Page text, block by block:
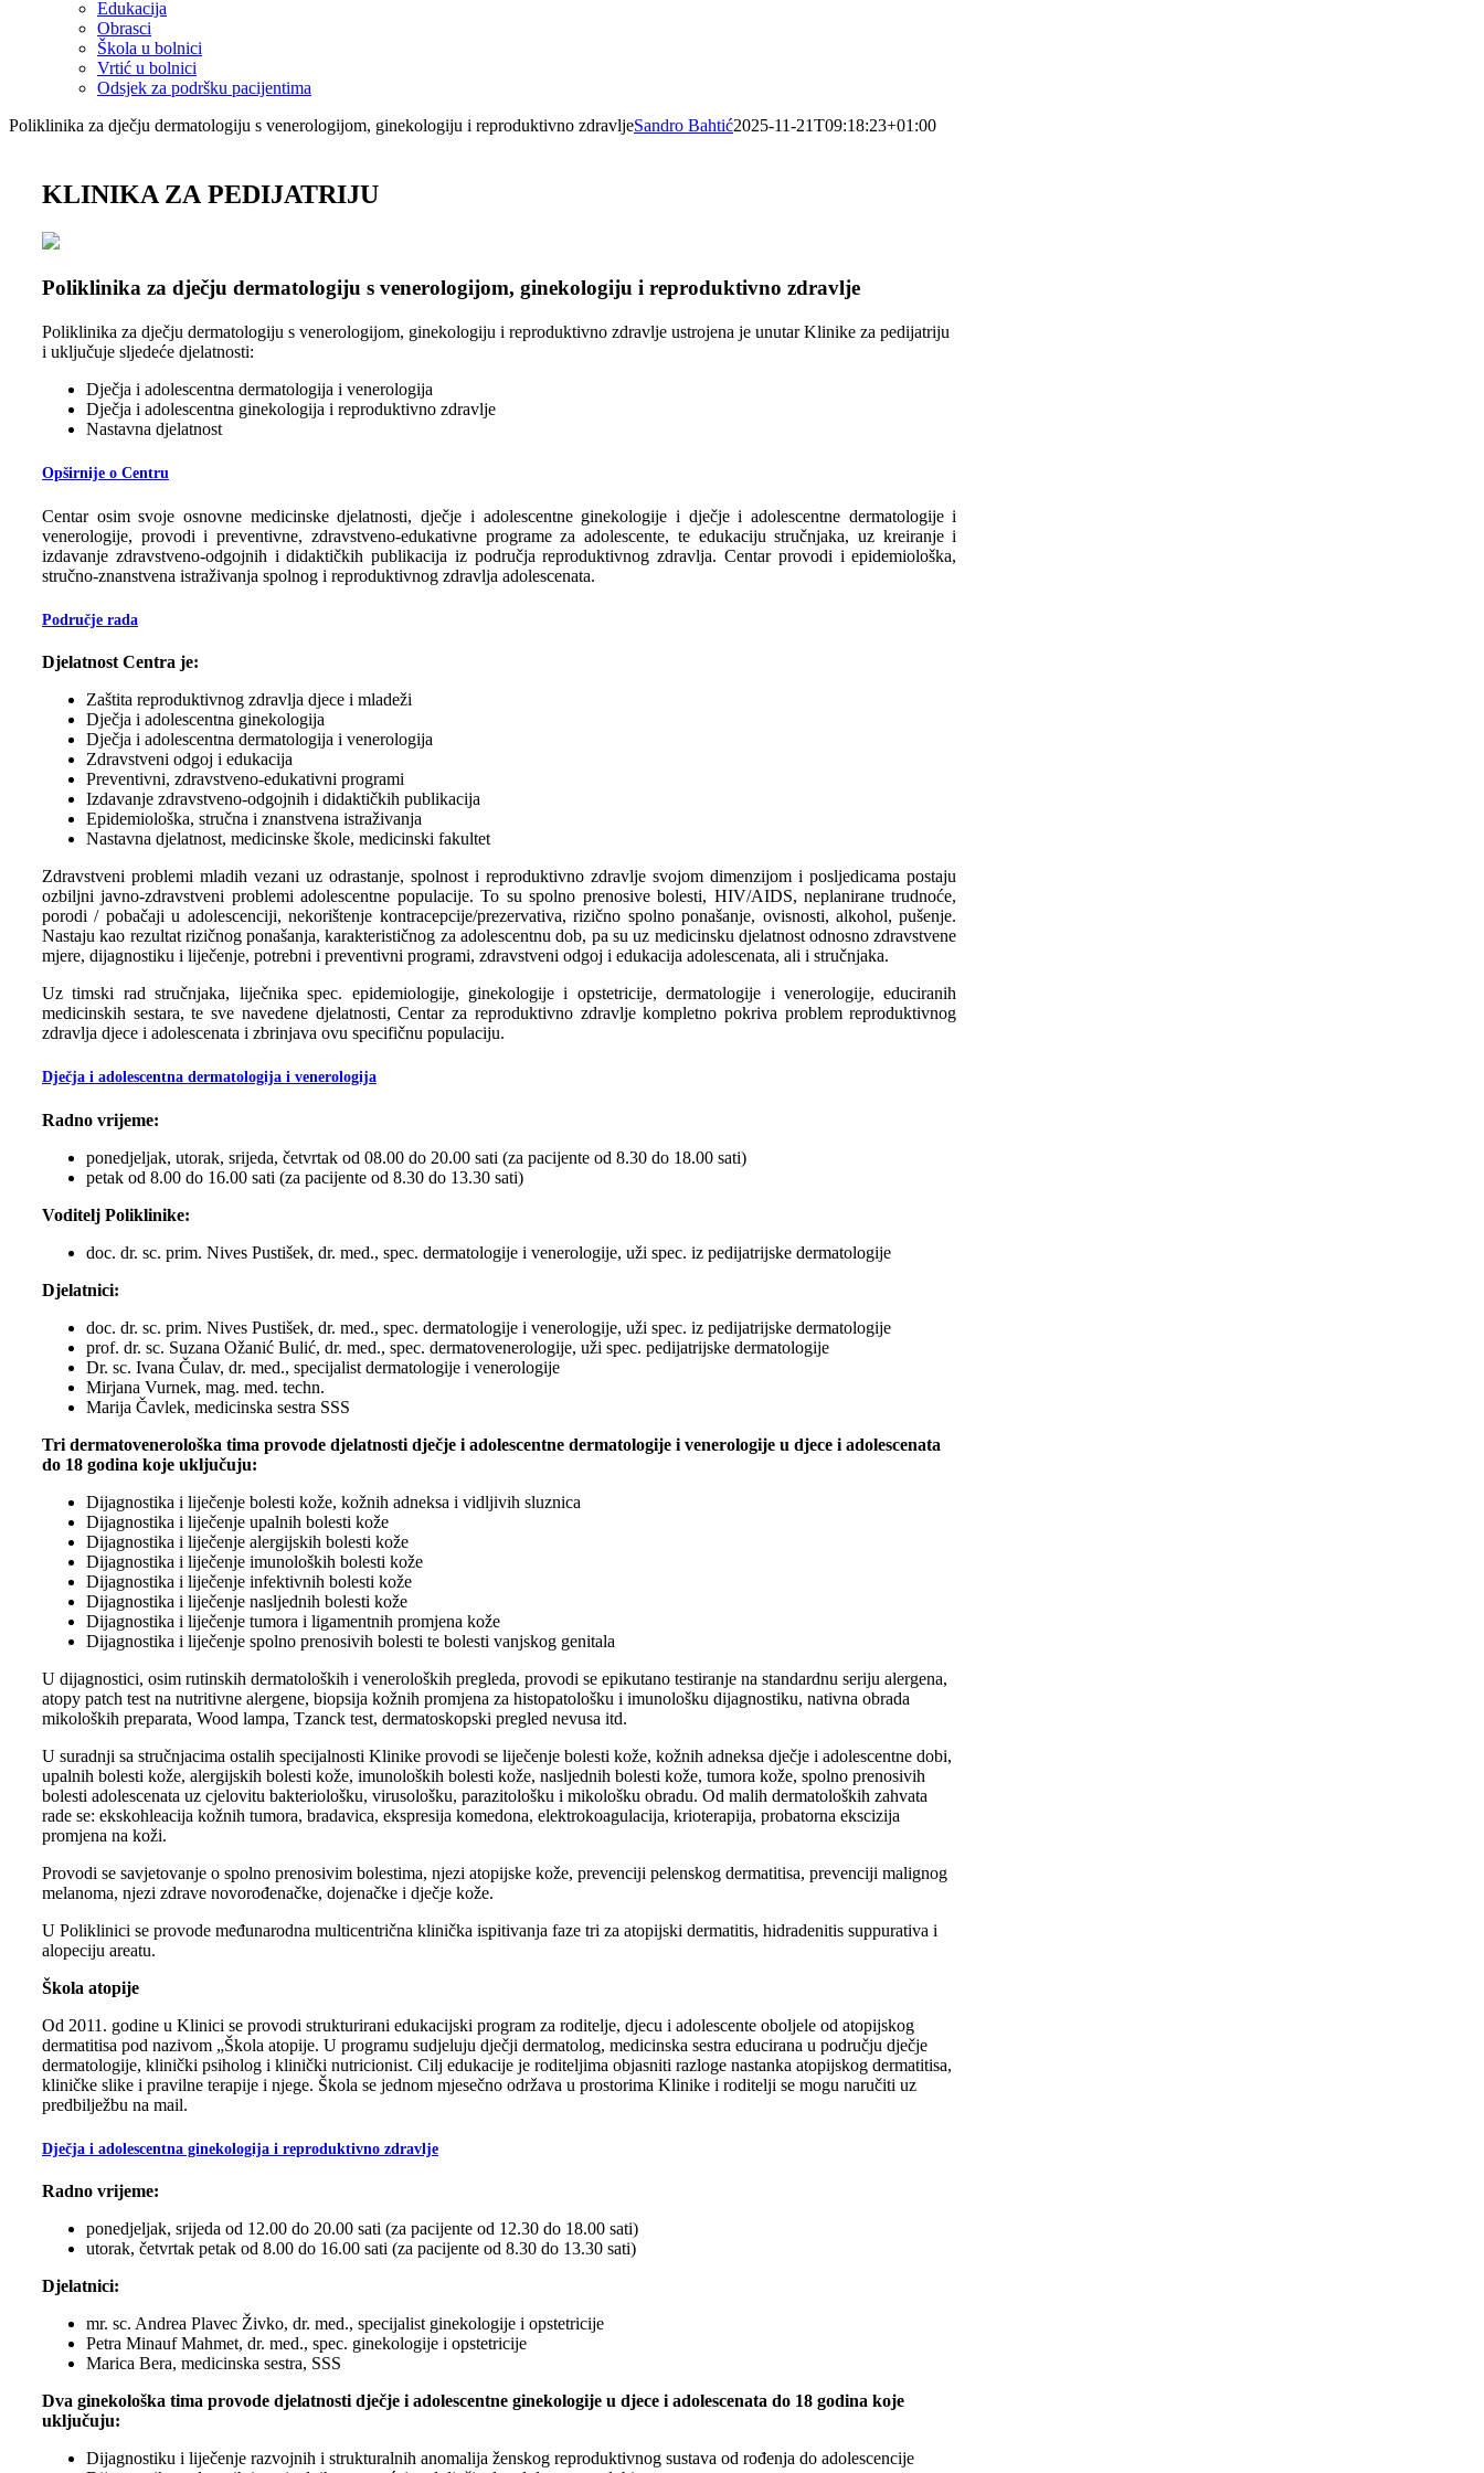
Edukacija
Obrasci
Škola u bolnici
Vrtić u bolnici
Odsjek za podršku pacijentima
Poliklinika za dječju dermatologiju s venerologijom, ginekologiju i reproduktivno zdravljeSandro Bahtić2025-11-21T09:18:23+01:00
KLINIKA ZA PEDIJATRIJU
Poliklinika za dječju dermatologiju s venerologijom, ginekologiju i reproduktivno zdravlje
Poliklinika za dječju dermatologiju s venerologijom, ginekologiju i reproduktivno zdravlje ustrojena je unutar Klinike za pedijatriju
i uključuje sljedeće djelatnosti:
Dječja i adolescentna dermatologija i venerologija
Dječja i adolescentna ginekologija i reproduktivno zdravlje
Nastavna djelatnost
Opširnije o Centru
Centar osim svoje osnovne medicinske djelatnosti, dječje i adolescentne ginekologije i dječje i adolescentne dermatologije i
venerologije, provodi i preventivne, zdravstveno-edukativne programe za adolescente, te edukaciju stručnjaka, uz kreiranje i
izdavanje zdravstveno-odgojnih i didaktičkih publikacija iz područja reproduktivnog zdravlja. Centar provodi i epidemiološka,
stručno-znanstvena istraživanja spolnog i reproduktivnog zdravlja adolescenata.
Područje rada
Djelatnost Centra je:
Zaštita reproduktivnog zdravlja djece i mladeži
Dječja i adolescentna ginekologija
Dječja i adolescentna dermatologija i venerologija
Zdravstveni odgoj i edukacija
Preventivni, zdravstveno-edukativni programi
Izdavanje zdravstveno-odgojnih i didaktičkih publikacija
Epidemiološka, stručna i znanstvena istraživanja
Nastavna djelatnost, medicinske škole, medicinski fakultet
Zdravstveni problemi mladih vezani uz odrastanje, spolnost i reproduktivno zdravlje svojom dimenzijom i posljedicama postaju
ozbiljni javno-zdravstveni problemi adolescentne populacije. To su spolno prenosive bolesti, HIV/AIDS, neplanirane trudnoće,
porodi / pobačaji u adolescenciji, nekorištenje kontracepcije/prezervativa, rizično spolno ponašanje, ovisnosti, alkohol, pušenje.
Nastaju kao rezultat rizičnog ponašanja, karakterističnog za adolescentnu dob, pa su uz medicinsku djelatnost odnosno zdravstvene
mjere, dijagnostiku i liječenje, potrebni i preventivni programi, zdravstveni odgoj i edukacija adolescenata, ali i stručnjaka.
Uz timski rad stručnjaka, liječnika spec. epidemiologije, ginekologije i opstetricije, dermatologije i venerologije, educiranih
medicinskih sestara, te sve navedene djelatnosti, Centar za reproduktivno zdravlje kompletno pokriva problem reproduktivnog
zdravlja djece i adolescenata i zbrinjava ovu specifičnu populaciju.
Dječja i adolescentna dermatologija i venerologija
Radno vrijeme:
ponedjeljak, utorak, srijeda, četvrtak od 08.00 do 20.00 sati (za pacijente od 8.30 do 18.00 sati)
petak od 8.00 do 16.00 sati (za pacijente od 8.30 do 13.30 sati)
Voditelj Poliklinike:
doc. dr. sc. prim. Nives Pustišek, dr. med., spec. dermatologije i venerologije, uži spec. iz pedijatrijske dermatologije
Djelatnici:
doc. dr. sc. prim. Nives Pustišek, dr. med., spec. dermatologije i venerologije, uži spec. iz pedijatrijske dermatologije
prof. dr. sc. Suzana Ožanić Bulić, dr. med., spec. dermatovenerologije, uži spec. pedijatrijske dermatologije
Dr. sc. Ivana Čulav, dr. med., specijalist dermatologije i venerologije
Mirjana Vurnek, mag. med. techn.
Marija Čavlek, medicinska sestra SSS
Tri dermatovenerološka tima provode djelatnosti dječje i adolescentne dermatologije i venerologije u djece i adolescenata
do 18 godina koje uključuju:
Dijagnostika i liječenje bolesti kože, kožnih adneksa i vidljivih sluznica
Dijagnostika i liječenje upalnih bolesti kože
Dijagnostika i liječenje alergijskih bolesti kože
Dijagnostika i liječenje imunoloških bolesti kože
Dijagnostika i liječenje infektivnih bolesti kože
Dijagnostika i liječenje nasljednih bolesti kože
Dijagnostika i liječenje tumora i ligamentnih promjena kože
Dijagnostika i liječenje spolno prenosivih bolesti te bolesti vanjskog genitala
U dijagnostici, osim rutinskih dermatoloških i veneroloških pregleda, provodi se epikutano testiranje na standardnu seriju alergena,
atopy patch test na nutritivne alergene, biopsija kožnih promjena za histopatološku i imunološku dijagnostiku, nativna obrada
mikoloških preparata, Wood lampa, Tzanck test, dermatoskopski pregled nevusa itd.
U suradnji sa stručnjacima ostalih specijalnosti Klinike provodi se liječenje bolesti kože, kožnih adneksa dječje i adolescentne dobi,
upalnih bolesti kože, alergijskih bolesti kože, imunoloških bolesti kože, nasljednih bolesti kože, tumora kože, spolno prenosivih
bolesti adolescenata uz cjelovitu bakteriološku, virusološku, parazitološku i mikološku obradu. Od malih dermatoloških zahvata
rade se: ekskohleacija kožnih tumora, bradavica, ekspresija komedona, elektrokoagulacija, krioterapija, probatorna ekscizija
promjena na koži.
Provodi se savjetovanje o spolno prenosivim bolestima, njezi atopijske kože, prevenciji pelenskog dermatitisa, prevenciji malignog
melanoma, njezi zdrave novorođenačke, dojenačke i dječje kože.
U Poliklinici se provode međunarodna multicentrična klinička ispitivanja faze tri za atopijski dermatitis, hidradenitis suppurativa i
alopeciju areatu.
Škola atopije
Od 2011. godine u Klinici se provodi strukturirani edukacijski program za roditelje, djecu i adolescente oboljele od atopijskog
dermatitisa pod nazivom „Škola atopije. U programu sudjeluju dječji dermatolog, medicinska sestra educirana u području dječje
dermatologije, klinički psiholog i klinički nutricionist. Cilj edukacije je roditeljima objasniti razloge nastanka atopijskog dermatitisa,
kliničke slike i pravilne terapije i njege. Škola se jednom mjesečno održava u prostorima Klinike i roditelji se mogu naručiti uz
predbilježbu na mail.
Dječja i adolescentna ginekologija i reproduktivno zdravlje
Radno vrijeme:
ponedjeljak, srijeda od 12.00 do 20.00 sati (za pacijente od 12.30 do 18.00 sati)
utorak, četvrtak petak od 8.00 do 16.00 sati (za pacijente od 8.30 do 13.30 sati)
Djelatnici:
mr. sc. Andrea Plavec Živko, dr. med., specijalist ginekologije i opstetricije
Petra Minauf Mahmet, dr. med., spec. ginekologije i opstetricije
Marica Bera, medicinska sestra, SSS
Dva ginekološka tima provode djelatnosti dječje i adolescentne ginekologije u djece i adolescenata do 18 godina koje
uključuju:
Dijagnostiku i liječenje razvojnih i strukturalnih anomalija ženskog reproduktivnog sustava od rođenja do adolescencije